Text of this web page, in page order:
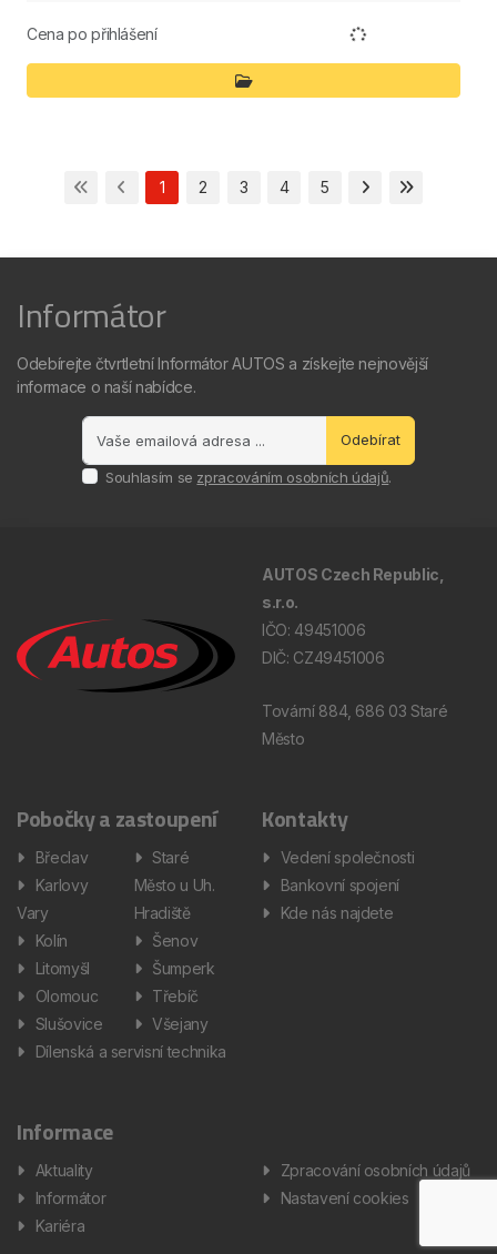
Cena po přihlášení
1 2 3 4 5
Informátor
Odebírejte čtvrtletní Informátor AUTOS a získejte nejnovější
informace o naší nabídce.
Odebírat
Souhlasím se zpracováním osobních údajů.
AUTOS Czech Republic,
s.r.o.
IČO: 49451006
DIČ: CZ49451006
Tovární 884, 686 03 Staré
Město
Pobočky a zastoupení
Břeclav
Karlovy
Vary
Kolín
Litomyšl
Olomouc
Slušovice
Staré
Město u Uh.
Hradiště
Šenov
Šumperk
Třebíč
Všejany
Dílenská a servisní technika
Kontakty
Vedení společnosti
Bankovní spojení
Kde nás najdete
Informace
Aktuality
Informátor
Kariéra
Zpracování osobních údajů
Nastavení cookies